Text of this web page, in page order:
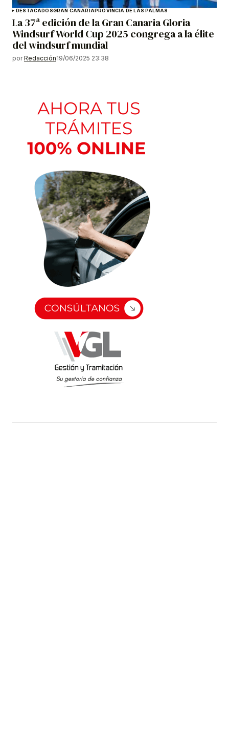
DESTACADOSGRAN CANARIAPROVINCIA DE LAS PALMAS
La 37ª edición de la Gran Canaria Gloria
Windsurf World Cup 2025 congrega a la élite
del windsurf mundial
por Redacción19/06/2025 23:38